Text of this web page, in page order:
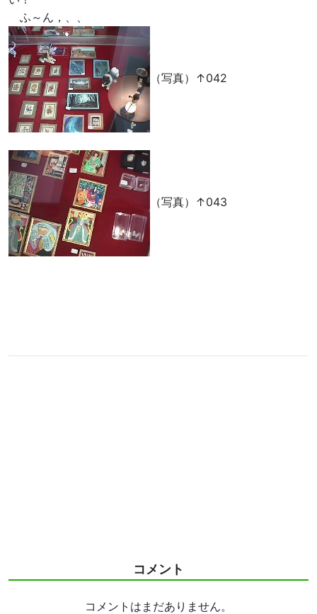
ふ～ん，、、
（写真）↑042
（写真）↑043
コメント
コメントはまだありません。